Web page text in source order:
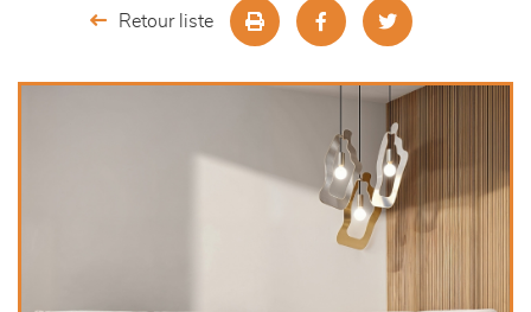
chambres et dressing
Retour liste